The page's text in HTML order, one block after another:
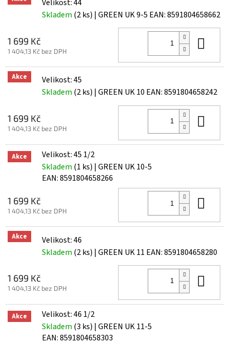
Velikost: 44
Skladem (2 ks) | GREEN UK 9-5 EAN:8591804658662
1 699 Kč
1 404,13 Kč bez DPH
Akce
Velikost: 45
Skladem (2 ks) | GREEN UK 10 EAN:8591804658242
1 699 Kč
1 404,13 Kč bez DPH
Akce
Velikost: 45 1/2
Skladem (1 ks) | GREEN UK 10-5
EAN:8591804658266
1 699 Kč
1 404,13 Kč bez DPH
Akce
Velikost: 46
Skladem (2 ks) | GREEN UK 11 EAN:8591804658280
1 699 Kč
1 404,13 Kč bez DPH
Akce
Velikost: 46 1/2
Skladem (3 ks) | GREEN UK 11-5
EAN:8591804658303